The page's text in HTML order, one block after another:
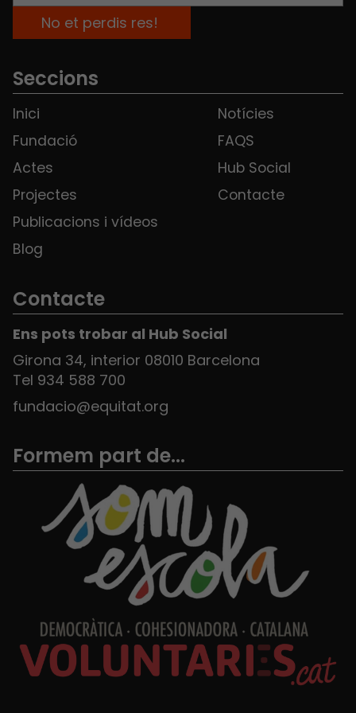
Seccions
Inici
Fundació
Actes
Projectes
Publicacions i vídeos
Blog
Notícies
FAQS
Hub Social
Contacte
Contacte
Ens pots trobar al Hub Social
Girona 34, interior 08010 Barcelona
Tel 934 588 700
fundacio@equitat.org
Formem part de...